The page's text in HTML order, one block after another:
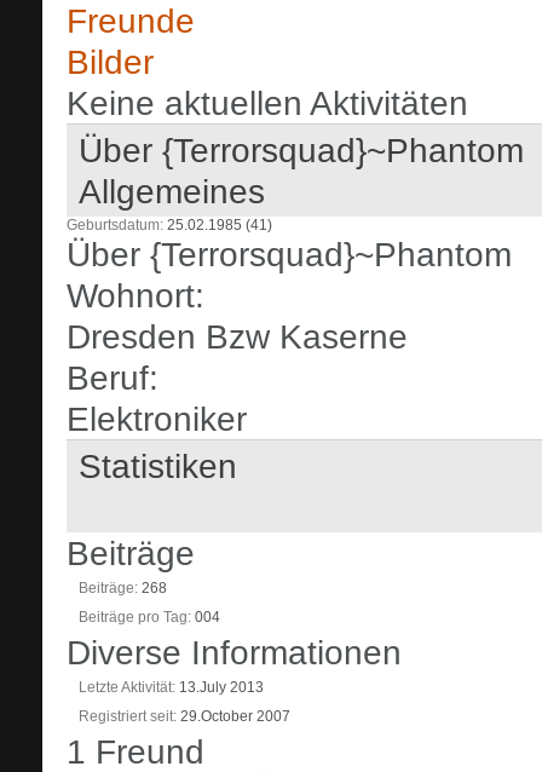
Freunde
Bilder
Keine aktuellen Aktivitäten
Über {Terrorsquad}~Phantom
Allgemeines
Geburtsdatum 25.02.1985 (41)
Über {Terrorsquad}~Phantom
Wohnort:
Dresden Bzw Kaserne
Beruf:
Elektroniker
Statistiken
Beiträge
Beiträge 268
Beiträge pro Tag 004
Diverse Informationen
Letzte Aktivität 13.July 2013
Registriert seit 29.October 2007
1 Freund